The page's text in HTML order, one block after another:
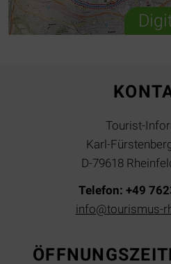
Tourist-
Karl-
D-79618
Telefon: +49
info@tourismus-